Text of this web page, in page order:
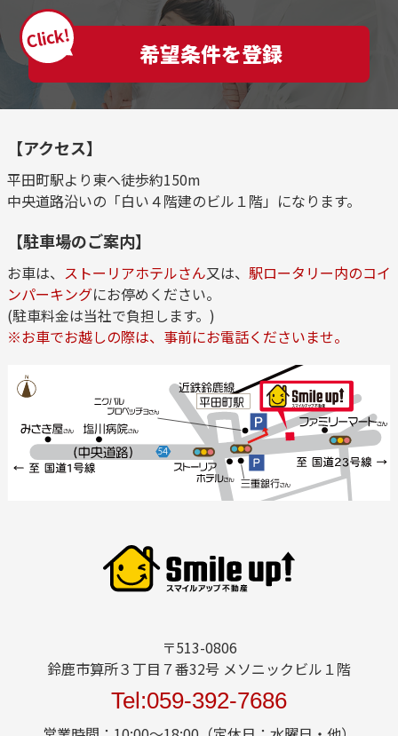
Click!
希望条件を登録
【アクセス】
平田町駅より東へ徒歩約150m
中央道路沿いの「白い４階建のビル１階」になります。
【駐車場のご案内】
お車は、 ストーリアホテルさん又は、 駅ロータリー内のコイ
ンパーキングにお停めください。
(駐車料金は当社で負担します。)
※お車でお越しの際は、事前にお電話くださいませ。
〒513-0806
鈴鹿市算所３丁目７番32号 メソニックビル１階
Tel:059-392-7686